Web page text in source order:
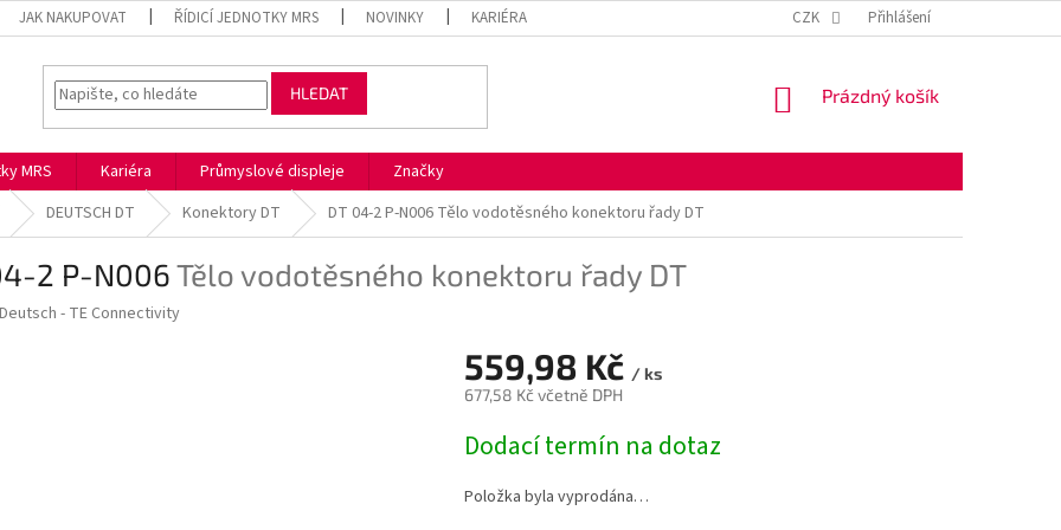
JAK NAKUPOVAT ŘÍDICÍ JEDNOTKY MRS NOVINKY KARIÉRA OBCHODNÍ PODMÍNKY
CZK Přihlášení
HLEDAT
NÁKUPNÍ
Prázdný košík
MRS Kariéra Průmyslové displeje
Značky
DEUTSCH DT Konektory DT DT 04-2 P-N006 Tělo vodotěsného konektoru řady DT
2 P-N006Tělo vodotěsného konektoru řady DT
Deutsch - TE Connectivity
559,98 Kč / ks
677,58 Kč včetně DPH
cena:
Dodací termín na dotaz
Položka byla vyprodána…